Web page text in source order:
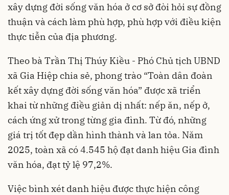
xây dựng đời sống văn hóa ở cơ sở đòi hỏi sự đồng
thuận và cách làm phù hợp, phù hợp với điều kiện
thực tiễn của địa phương.
Theo bà Trần Thị Thúy Kiều - Phó Chủ tịch UBND
xã Gia Hiệp chia sẻ, phong trào “Toàn dân đoàn
kết xây dựng đời sống văn hóa” được xã triển
khai từ những điều giản dị nhất: nếp ăn, nếp ở,
cách ứng xử trong từng gia đình. Từ đó, những
giá trị tốt đẹp dần hình thành và lan tỏa. Năm
2025, toàn xã có 4.545 hộ đạt danh hiệu Gia đình
văn hóa, đạt tỷ lệ 97,2%.
Việc bình xét danh hiệu được thực hiện công